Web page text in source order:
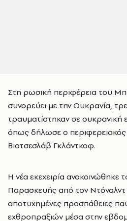
Στη ρωσική περιφέρεια του
συνορεύει με την Ουκρανία,
τραυματίστηκαν σε ουκρανική
όπως δήλωσε ο
Βιατσεσλάβ Γκλάντκοφ.
Η νέα εκεχειρία ανακοινώθηκε
Παρασκευής από τον
αποτυχημένες προσπάθειες
εχθροπραξιών μέσα στην